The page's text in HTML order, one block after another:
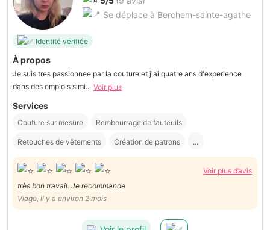
Se déplace à Berchem-sainte-agathe
Identité vérifiée
À propos
Je suis tres passionnee par la couture et j'ai quatre ans d'experience
dans des emplois simi... Voir plus
Services
Couture sur mesure Rembourrage de fauteuils
Retouches de vêtements Création de patrons ...
Voir plus d’avis
très bon travail. Je recommande
Viage, il y a environ 2 mois